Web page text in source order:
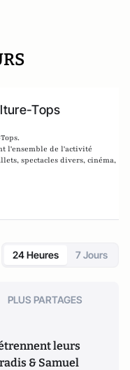
Tops
l'ensemble de l'activité
spectacles divers, cinéma,
24 Heures 7 Jours
PLUS PARTAGES
leurs
& Samuel